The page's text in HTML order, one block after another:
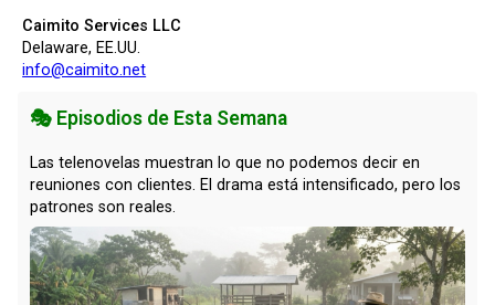
Caimito Services LLC
Delaware, EE.UU.
info@caimito.net
🎭 Episodios de Esta Semana
Las telenovelas muestran lo que no podemos decir en
reuniones con clientes. El drama está intensificado, pero los
patrones son reales.